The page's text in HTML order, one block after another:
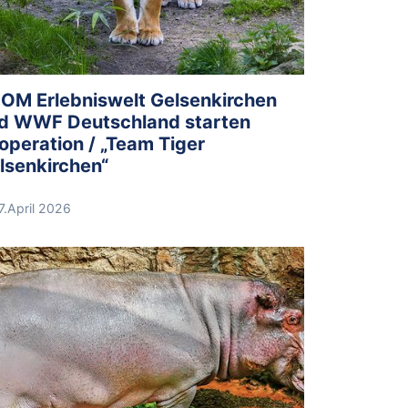
Erlebniswelt Gelsenkirchen
WWF Deutschland starten
/ „Team Tiger
2026